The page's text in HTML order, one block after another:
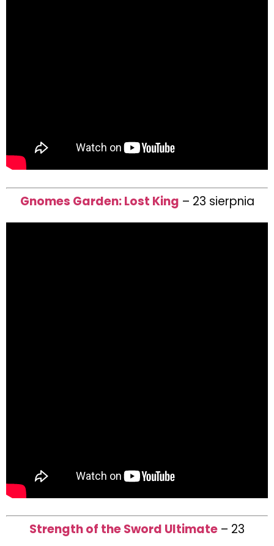
Gnomes Garden: Lost King – 23 sierpnia
Strength of the Sword Ultimate – 23